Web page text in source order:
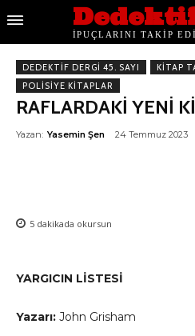
İPUÇLARINI TAKİP
DEDEKTIF DERGI 45. SAYI
KITAP
POLISIYE KITAPLAR
RAFLARDAKİ YENİ
Yazan: Yasemin Şen 24 Temmuz 2023
5 dakikada okursun
YARGICIN LİSTESİ
Yazarı: John Grisham